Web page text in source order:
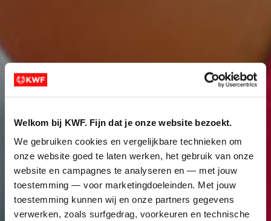
Welkom bij KWF. Fijn dat je onze website bezoekt.
We gebruiken cookies en vergelijkbare technieken om
onze website goed te laten werken, het gebruik van onze
website en campagnes te analyseren en — met jouw
toestemming — voor marketingdoeleinden. Met jouw
toestemming kunnen wij en onze partners gegevens
verwerken, zoals surfgedrag, voorkeuren en technische